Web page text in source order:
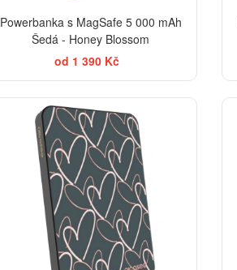
Powerbanka s MagSafe 5 000 mAh
Šedá - Honey Blossom
od 1 390 Kč